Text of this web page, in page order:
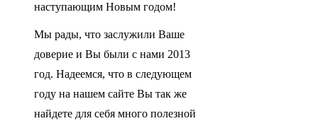
наступающим Новым годом!
Мы рады, что заслужили Ваше
доверие и Вы были с нами 2013
год. Надеемся, что в следующем
году на нашем сайте Вы так же
найдете для себя много полезной